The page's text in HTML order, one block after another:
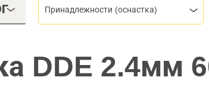
Принадлежности (оснастка)
DDE 2.4мм